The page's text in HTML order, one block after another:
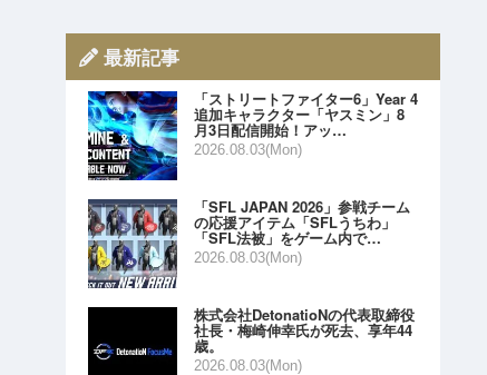
最新記事
「ストリートファイター6」Year 4
追加キャラクター「ヤスミン」8
月3日配信開始！アッ…
2026.08.03(Mon)
「SFL JAPAN 2026」参戦チーム
の応援アイテム「SFLうちわ」
「SFL法被」をゲーム内で…
2026.08.03(Mon)
株式会社DetonatioNの代表取締役
社長・梅崎伸幸氏が死去、享年44
歳。
2026.08.03(Mon)